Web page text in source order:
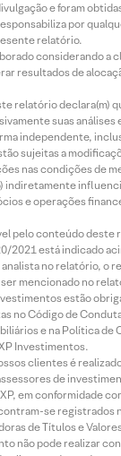
e foram
por
relatório.
considerando a
resultados de
relatório declara(m)
suas análises
independente,
sujeitas a
nas condições de
indiretamente
e operações
pelo conteúdo
2021 está indicado
analista no relatório, o
mencionado no
estão
no Código de
e na Política de
Investimentos.
clientes é
de
em conformidade
se registrados
de Títulos e
não pode realizar